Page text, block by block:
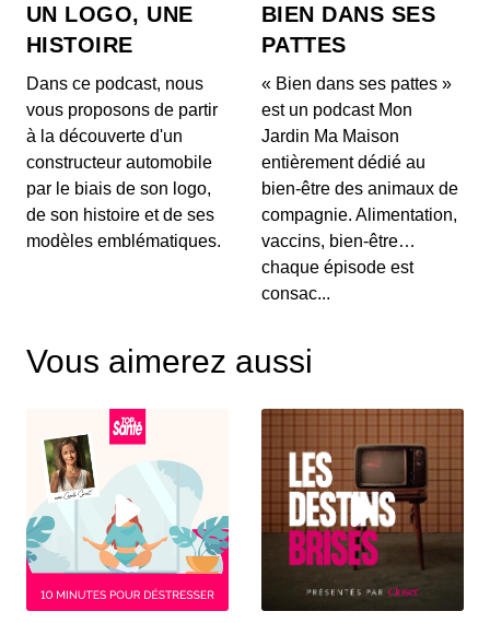
UN LOGO, UNE
HISTOIRE
Dans ce podcast, nous
vous proposons de partir
à la découverte d'un
constructeur automobile
par le biais de son logo,
de son histoire et de ses
modèles emblématiques.
BIEN DANS SES
PATTES
« Bien dans ses pattes »
est un podcast Mon
Jardin Ma Maison
entièrement dédié au
bien-être des animaux de
compagnie. Alimentation,
vaccins, bien-être…
chaque épisode est
consac...
Vous aimerez aussi